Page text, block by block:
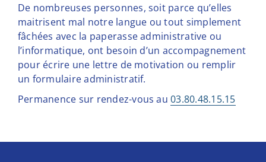
De nombreuses personnes, soit parce qu’elles
maitrisent mal notre langue ou tout simplement
fâchées avec la paperasse administrative ou
l’informatique, ont besoin d’un accompagnement
pour écrire une lettre de motivation ou remplir
un formulaire administratif.
Permanence sur rendez-vous au03.80.48.15.15